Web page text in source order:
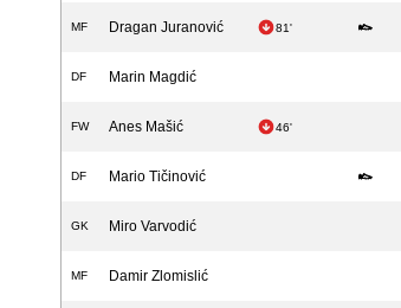
MF Dragan Juranović 81'
DF Marin Magdić
FW Anes Mašić 46'
DF Mario Tičinović
GK Miro Varvodić
MF Damir Zlomislić